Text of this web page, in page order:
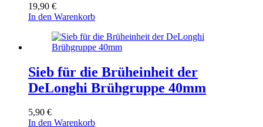
19,90 €
In den Warenkorb
Sieb für die Brüheinheit der
DeLonghi Brühgruppe 40mm
5,90 €
In den Warenkorb